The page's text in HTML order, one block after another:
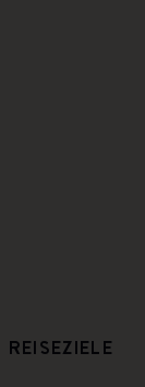
REISEZIELE